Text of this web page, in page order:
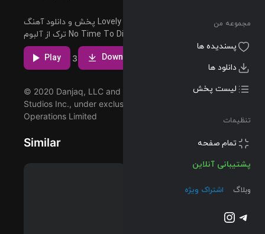
مجموعه من
پسندیده ها
دانلود ها
لیست پخش
تنظیمات
تمام صفحه
پشتیبانی آنلاین
وبلاگ اشتراک ویژه
تلگراماینستاگرم
پخش و دانلود آهنگ Lovely To See You Again، دوازدهمین
ترک از آلبوم No Time To Die (Original Motion Picture
Soundtrack) که توسط Hans Zimmer اجرا شده است را
Play 3 Download
© 2020 Danjaq, LLC and Metro-Goldwyn-Mayer
Studios Inc., under exclusive licence to Universal Music
Operations Limited
Similar